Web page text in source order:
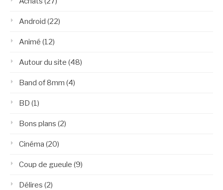
Android (22)
Animé (12)
Autour du site (48)
Band of 8mm (4)
BD (1)
Bons plans (2)
Cinéma (20)
Coup de gueule (9)
Délires (2)